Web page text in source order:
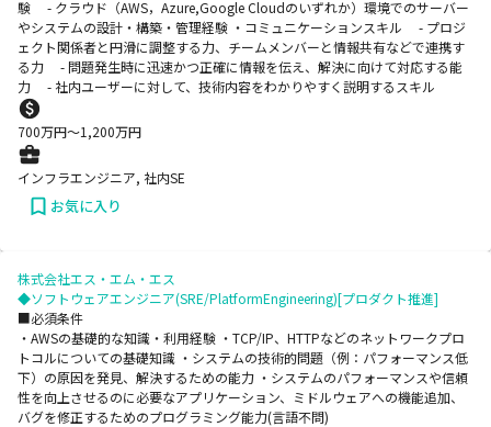
験 - クラウド（AWS，Azure,Google Cloudのいずれか）環境でのサーバー
やシステムの設計・構築・管理経験 ・コミュニケーションスキル - プロジ
ェクト関係者と円滑に調整する力、チームメンバーと情報共有などで連携す
る力 - 問題発生時に迅速かつ正確に情報を伝え、解決に向けて対応する能
力 - 社内ユーザーに対して、技術内容をわかりやすく説明するスキル
700万円〜1,200万円
インフラエンジニア, 社内SE
お気に入り
株式会社エス・エム・エス
◆ソフトウェアエンジニア(SRE/PlatformEngineering)[プロダクト推進]
■必須条件
・AWSの基礎的な知識・利用経験 ・TCP/IP、HTTPなどのネットワークプロ
トコルについての基礎知識 ・システムの技術的問題（例：パフォーマンス低
下）の原因を発見、解決するための能力 ・システムのパフォーマンスや信頼
性を向上させるのに必要なアプリケーション、ミドルウェアへの機能追加、
バグを修正するためのプログラミング能力(言語不問)